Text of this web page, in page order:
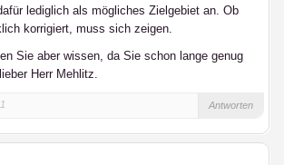
lediglich als mögliches Zielgebiet an. Ob
korrigiert, muss sich zeigen.
Sie aber wissen, da Sie schon lange genug
Herr Mehlitz.
Antworten